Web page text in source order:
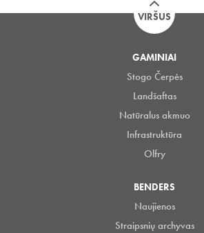
VIRŠUS
GAMINIAI
Stogo Čerpės
Landšaftas
Natūralus akmuo
Infrastruktūra
Olfry
BENDERS
Naujienos
Straipsnių archyvas